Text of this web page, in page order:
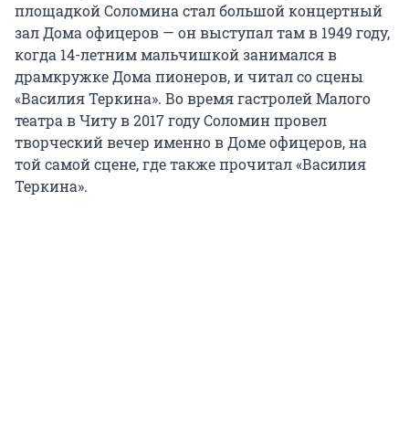
площадкой Соломина стал большой концертный
зал Дома офицеров — он выступал там в 1949 году,
когда 14-летним мальчишкой занимался в
драмкружке Дома пионеров, и читал со сцены
«Василия Теркина». Во время гастролей Малого
театра в Читу в 2017 году Соломин провел
творческий вечер именно в Доме офицеров, на
той самой сцене, где также прочитал «Василия
Теркина».